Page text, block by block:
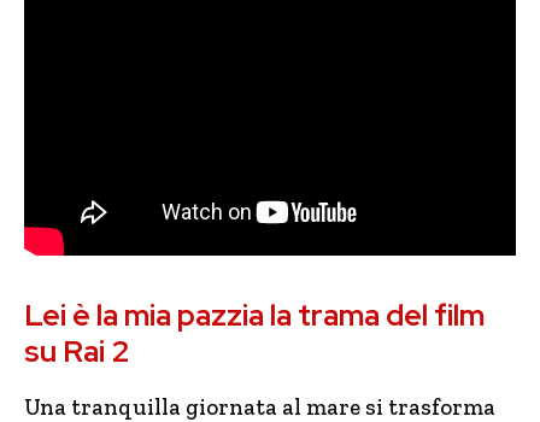
Lei è la mia pazzia la trama del film
su Rai 2
Una tranquilla giornata al mare si trasforma